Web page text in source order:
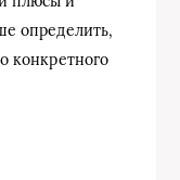
определить,
конкретного